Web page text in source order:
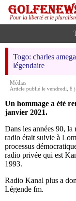
Pour la liberté et le
Togo: charles
légendaire
Médias
Article publié le vendredi, 8
Un hommage a été
janvier 2021.
Dans les années 90,
radio était suivie à
processus
radio privée qui est
1993.
Radio Kanal plus a
Légende fm.